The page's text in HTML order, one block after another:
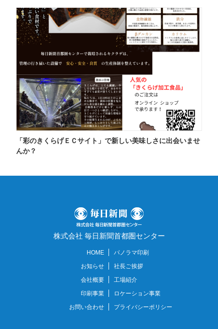
「彩のきくらげＥＣサイト」で新しい美味しさに出会いませ
んか？
株式会社 毎日新聞首都圏センター
HOME
パノラマ印刷
お知らせ
社長ご挨拶
会社概要
工場紹介
印刷事業
ロケーション事業
お問い合わせ
プライバシーポリシー